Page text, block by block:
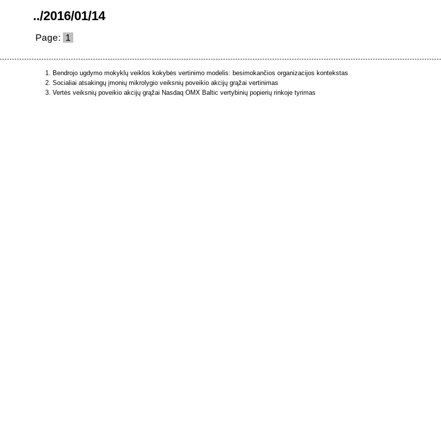
../2016/01/14
Page: 1
Bendrojo ugdymo mokyklų veiklos kokybės vertinimo modelis: besimokančios organizacijos kontekstas
Socialiai atsakingų įmonių mikrolygio veiksnių poveikio akcijų grąžai vertinimas
Vertės veiksnių poveikio akcijų grąžai Nasdaq OMX Baltic vertybinių popierių rinkoje tyrimas